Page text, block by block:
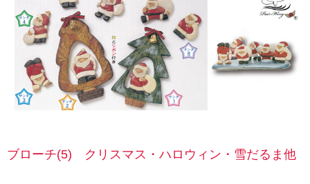
ブローチ(5) クリスマス・ハロウィン・雪だるま他